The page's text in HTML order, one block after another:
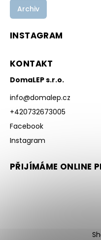
Archiv
INSTAGRAM
KONTAKT
DomaLEP s.r.o.
info@domalep.cz
+420732673005
Facebook
Instagram
PŘIJÍMÁME ONLINE